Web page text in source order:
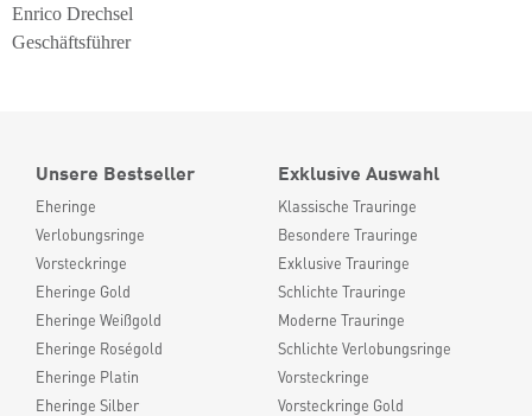
Enrico Drechsel
Geschäftsführer
Unsere Bestseller
Eheringe
Verlobungsringe
Vorsteckringe
Eheringe Gold
Eheringe Weißgold
Eheringe Roségold
Eheringe Platin
Eheringe Silber
Exklusive Auswahl
Klassische Trauringe
Besondere Trauringe
Exklusive Trauringe
Schlichte Trauringe
Moderne Trauringe
Schlichte Verlobungsringe
Vorsteckringe
Vorsteckringe Gold